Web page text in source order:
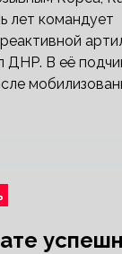
лет командует
ДНР. В её